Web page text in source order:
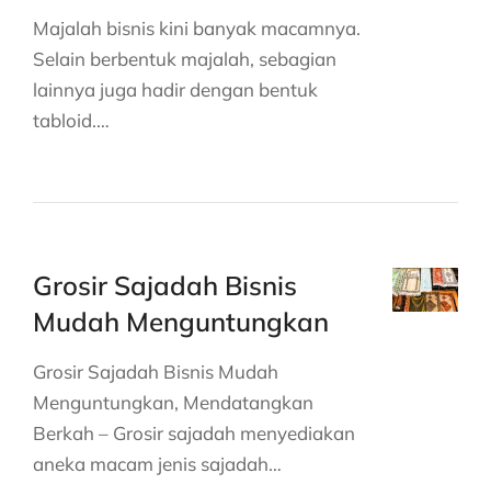
Majalah bisnis kini banyak macamnya.
Selain berbentuk majalah, sebagian
lainnya juga hadir dengan bentuk
tabloid.…
Grosir Sajadah Bisnis
Mudah Menguntungkan
Grosir Sajadah Bisnis Mudah
Menguntungkan, Mendatangkan
Berkah – Grosir sajadah menyediakan
aneka macam jenis sajadah…